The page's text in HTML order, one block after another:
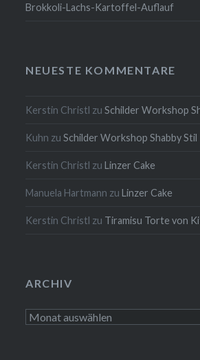
Brokkoli-Lachs-Kartoffel-Auflauf
NEUESTE KOMMENTARE
Kerstin Christl zuSchilder Workshop
Kuhn zuSchilder Workshop Shabby Stil
Kerstin Christl zuLinzer Cake
Manuela Hartmann zuLinzer Cake
Kerstin Christl zu Tiramisu Torte von
ARCHIV
Archiv